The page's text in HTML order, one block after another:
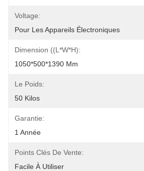
Voltage:
Pour Les Appareils Électroniques
Dimension ((L*W*H):
1050*500*1390 Mm
Le Poids:
50 Kilos
Garantie:
1 Année
Points Clés De Vente:
Facile À Utiliser